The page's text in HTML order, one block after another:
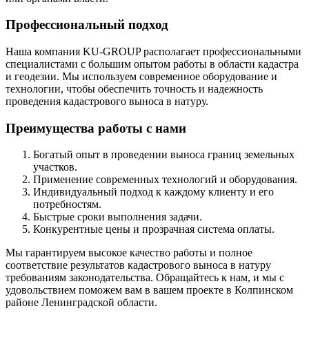
Профессиональный подход
Наша компания KU-GROUP располагает профессиональными
специалистами с большим опытом работы в области кадастра
и геодезии. Мы используем современное оборудование и
технологии, чтобы обеспечить точность и надежность
проведения кадастрового выноса в натуру.
Преимущества работы с нами
Богатый опыт в проведении выноса границ земельных
участков.
Применение современных технологий и оборудования.
Индивидуальный подход к каждому клиенту и его
потребностям.
Быстрые сроки выполнения задачи.
Конкурентные цены и прозрачная система оплаты.
Мы гарантируем высокое качество работы и полное
соответствие результатов кадастрового выноса в натуру
требованиям законодательства. Обращайтесь к нам, и мы с
удовольствием поможем вам в вашем проекте в Колпинском
районе Ленинградской области.